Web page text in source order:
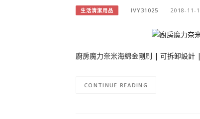
生活清潔用品 IVY31025 2018-11-
廚房魔力奈米海綿金剛刷 | 可拆卸設
CONTINUE READING